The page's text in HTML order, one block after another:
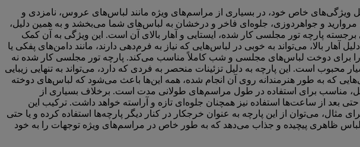
ویژگی‌های خاص خود، در بسیاری از مراسم‌های ویژه مانند لباس‌های عروس، نامزدی و
مروارید و جواهردوزی، جلوه‌ای فاخر و درخشان به لباس‌های شما می‌بخشد و به همین دلیل،
پارچه تور مجلسی کار شده، ایستایی و آهار بالای آن است. این ویژگی به آن کمک
بالا، می‌تواند به خوبی در لباس‌هایی که نیاز به فرم‌دهی دارند، مانند دامن‌های پفکی یا
را برای دوخت لباس‌های مجلسی و شب کاملاً مناسب می‌کند. پارچه تور مجلسی کار شده نه
است. این پارچه به دلیل تزئینات منحصر به فردی که دارد، می‌تواند به تنهایی زیبایی
که به طور هنرمندانه روی آن انجام شده، همه این‌ها باعث می‌شود که لباس‌های دوخته
مناسب برای استفاده در طول مراسم‌های طولانی مدت است. برخلاف بسیاری از
بعد از ساعت‌ها استفاده نیز همچنان جلوه‌ای تازه و آراسته خواهد داشت. ترکیب این
می‌توان از این پارچه به عنوان خرجکار در کنار دیگر پارچه‌ها استفاده کرده و یا حتی
لباس ظاهری پیچیده و جذاب می‌دهد که به طور خاص در مراسم‌های ویژه توجهات را به خود